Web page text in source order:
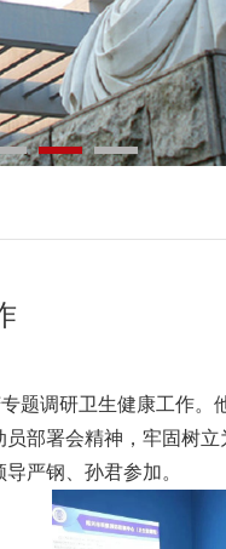
调研卫生健康工作。
部署会精神，牢固树
严钢、孙君参加。